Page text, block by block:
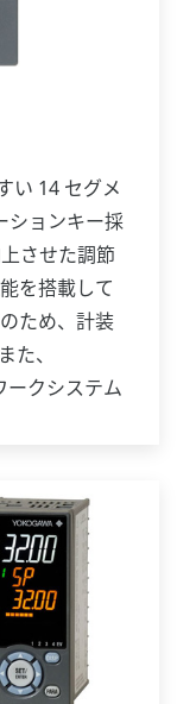
い 14 セグメ
ションキー採
させた調節
を搭載して
ため、計装
た、
クシステム